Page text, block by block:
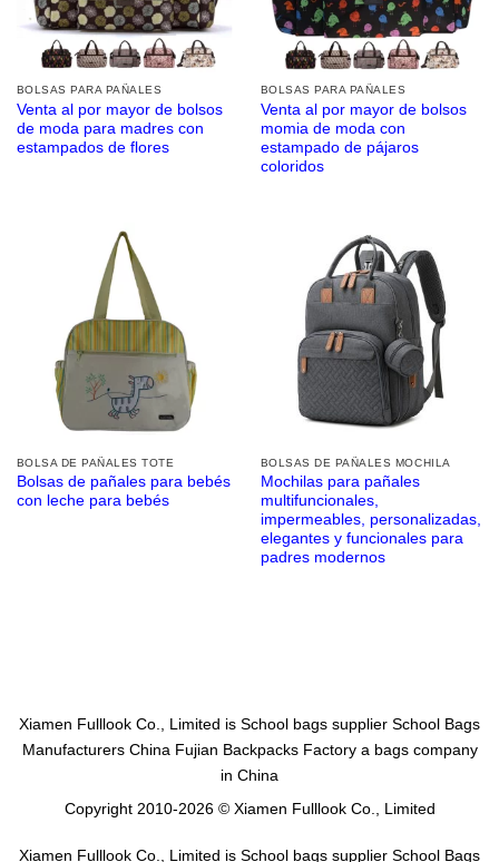
BOLSAS PARA PAÑALES
Venta al por mayor de bolsos
de moda para madres con
estampados de flores
BOLSAS PARA PAÑALES
Venta al por mayor de bolsos
momia de moda con
estampado de pájaros
coloridos
BOLSA DE PAÑALES TOTE
Bolsas de pañales para bebés
con leche para bebés
BOLSAS DE PAÑALES MOCHILA
Mochilas para pañales
multifuncionales,
impermeables, personalizadas,
elegantes y funcionales para
padres modernos
Xiamen Fulllook Co., Limited is School bags supplier School Bags
Manufacturers China Fujian Backpacks Factorya bags company
in China
Copyright 2010-2026 © Xiamen Fulllook Co., Limited
Xiamen Fulllook Co., Limited is School bags supplier School Bags